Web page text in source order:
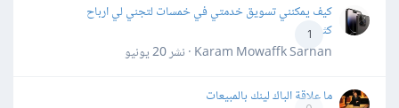
1
كيف يمكنني تسويق خدمتي في خمسات لتجني لي ارباح
كثيرة
Karam Mowaffk Sarhan · نشر
20 يونيو
ما علاقة الباك لينك بالمبيعات